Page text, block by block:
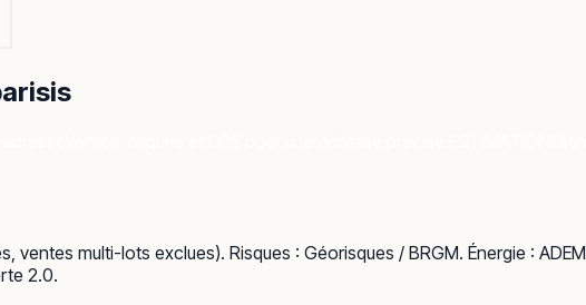
ventes multi-lots exclues). Risques : Géorisques / BRGM. Énergie :
2.0.